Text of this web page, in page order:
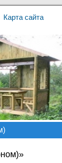
Карта сайта